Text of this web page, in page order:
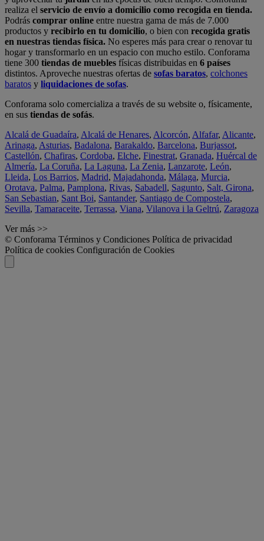
realiza el servicio de envío a domicilio como recogida en tienda.
Podrás comprar online entre nuestra gama de más de 7.000
productos y recibirlo en tu domicilio, o bien con recogida gratis
en nuestras tiendas física. No esperes más para crear o renovar tu
hogar y transformarlo en un espacio con mucho estilo. Conforama
tiene 300 tiendas de muebles físicas distribuidas en 6 países
distintos. Aproveche nuestras ofertas de sofas baratos, colchones
baratos y liquidaciones de sofas.
Conforama solo comercializa a través de su website o, físicamente,
en sus tiendas de sofás.
Alcalá de Guadaíra, Alcalá de Henares, Alcorcón, Alfafar, Alicante,
Arinaga, Asturias, Badalona, Barakaldo, Barcelona, Burjassot,
Castellón, Chafiras, Cordoba, Elche, Finestrat, Granada, Huércal de
Almería, La Coruña, La Laguna, La Zenia, Lanzarote, León,
Lleida, Los Barrios, Madrid, Majadahonda, Málaga, Murcia,
Orotava, Palma, Pamplona, Rivas, Sabadell, Sagunto, Salt, Girona,
San Sebastian, Sant Boi, Santander, Santiago de Compostela,
Sevilla, Tamaraceite, Terrassa, Viana, Vilanova i la Geltrú, Zaragoza
Ver más >>
© Conforama Términos y Condiciones Política de privacidad
Política de cookies Configuración de Cookies